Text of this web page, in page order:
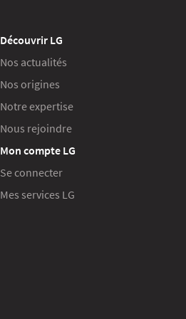
Découvrir LG
Nos actualités
Nos origines
Notre expertise
Nous rejoindre
Mon compte LG
Se connecter
Mes services LG